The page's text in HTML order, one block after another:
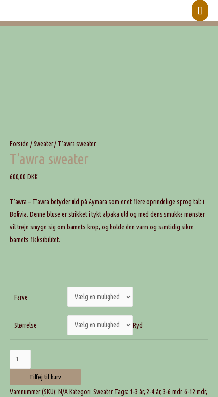
Forside /Sweater/ T’awra sweater
T’awra sweater
600,00 DKK
T’awra – T’awra betyder uld på Aymara som er et flere oprindelige sprog talt i
Bolivia. Denne bluse er strikket i tykt alpaka uld og med dens smukke mønster
vil trøje smyge sig om barnets krop, og holde den varm og samtidig sikre
barnets fleksibilitet.
Farve
Størrelse Ryd
T'awra
sweater
Tilføj til kurv
Varenummer (SKU): N/AKategori: Sweater Tags: 1-3 år, 2-4 år, 3-6 mdr, 6-12 mdr,